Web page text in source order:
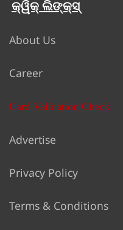
କ୍ୱିକ୍ ଲିଙ୍କ୍ସ୍
About Us
Career
Card Validation Check
Advertise
Privacy Policy
Terms & Conditions